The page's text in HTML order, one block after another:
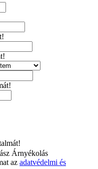
Árnyékolás
az adatvédelmi és